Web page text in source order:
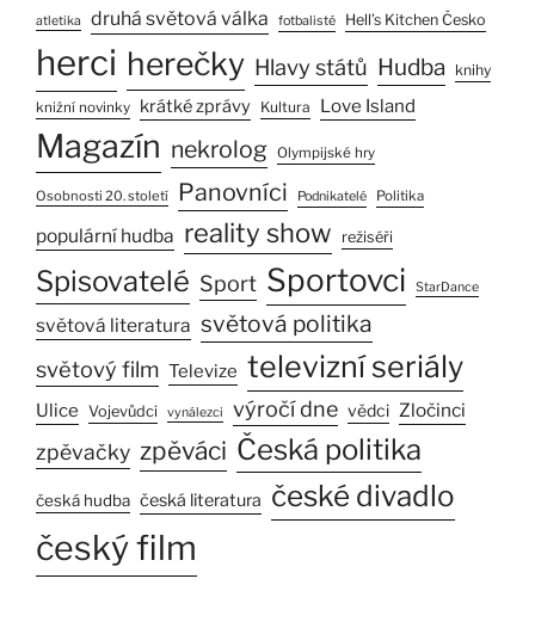
atletika druhá světová válka fotbalisté Hell’s Kitchen Česko
herci herečky Hlavy států Hudba knihy
knižní novinky krátké zprávy Kultura Love Island
Magazín nekrolog Olympijské hry
Osobnosti 20. století Panovníci Podnikatelé Politika
populární hudba reality show režiséři
Spisovatelé Sport Sportovci StarDance
světová literatura světová politika
světový film Televize televizní seriály
Ulice Vojevůdci vynálezci výročí dne vědci Zločinci
zpěvačky zpěváci Česká politika
česká hudba česká literatura české divadlo
český film